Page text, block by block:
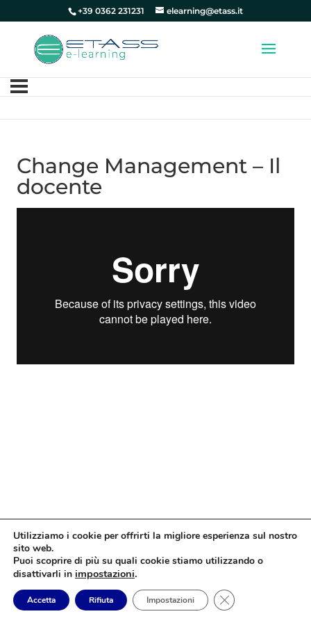
+39 0362 231231 elearning@etass.it
Change Management – Il
docente
Utilizziamo i cookie per offrirti la migliore esperienza sul nostro
sito web.
Puoi scoprire di più su quali cookie stiamo utilizzando o
disattivarli in impostazioni.
Accetta Rifiuta Impostazioni Close GDPR